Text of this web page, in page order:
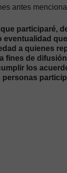
antes
participaré,
a quienes
fines de
los